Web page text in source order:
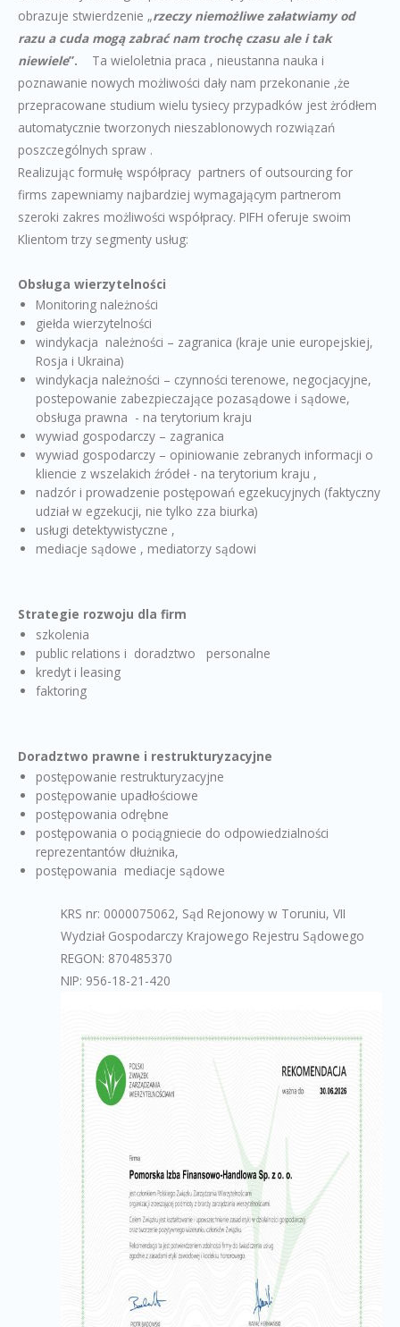
obrazuje stwierdzenie „rzeczy niemożliwe załatwiamy od
razu a cuda mogą zabrać nam trochę czasu ale i tak
niewiele”.
Ta wieloletnia praca , nieustanna nauka i
poznawanie nowych możliwości dały nam przekonanie ,że
przepracowane studium wielu tysiecy przypadków jest żródłem
automatycznie tworzonych nieszablonowych rozwiązań
poszczególnych spraw .
Realizując formułę współpracy partners of outsourcing for
firms zapewniamy najbardziej wymagającym partnerom
szeroki zakres możliwości współpracy. PIFH oferuje swoim
Klientom trzy segmenty usług:
Obsługa wierzytelności
Monitoring należności
giełda wierzytelności
windykacja należności – zagranica (kraje unie europejskiej,
Rosja i Ukraina)
windykacja należności – czynności terenowe, negocjacyjne,
postepowanie zabezpieczające pozasądowe i sądowe,
obsługa prawna - na terytorium kraju
wywiad gospodarczy – zagranica
wywiad gospodarczy – opiniowanie zebranych informacji o
kliencie z wszelakich źródeł - na terytorium kraju ,
nadzór i prowadzenie postępowań egzekucyjnych (faktyczny
udział w egzekucji, nie tylko zza biurka)
usługi detektywistyczne ,
mediacje sądowe , mediatorzy sądowi
Strategie rozwoju dla firm
szkolenia
public relations i doradztwo personalne
kredyt i leasing
faktoring
Doradztwo prawne i restrukturyzacyjne
postępowanie restrukturyzacyjne
postępowanie upadłościowe
postępowania odrębne
postępowania o pociągniecie do odpowiedzialności
reprezentantów dłużnika,
postępowania mediacje sądowe
KRS nr: 0000075062, Sąd Rejonowy w Toruniu, VII
Wydział Gospodarczy Krajowego Rejestru Sądowego
REGON: 870485370
NIP: 956-18-21-420